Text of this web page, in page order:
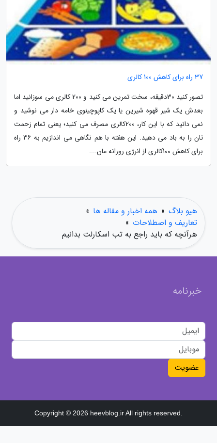
37 راه برای کاهش 100 کالری
تصور کنید 30دقیقه، سخت تمرین می کنید و 200 کالری می سوزانید اما
بعدش یک شیر قهوه شیرین یا یک کاپوچینوی خامه دار می نوشید و
نمی دانید که با این کار، 200کالری مصرف می کنید؛ یعنی تمام زحمت
تان را به باد می دهید. این هفته با هم نگاهی می اندازیم به 36 راه
برای کاهش 100کالری از انرژی روزانه مان....
هیو بلاگ » همه اخبار و مقاله ها »
تعاریف و اصطلاحات »
هرآنچه که باید راجع به تب اسکارلت بدانیم
خبرنامه
عضویت
Copyright © 2026 heevblog.ir All rights reserved.